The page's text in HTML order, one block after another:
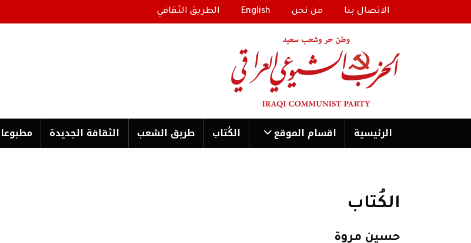
الاتصال بنا من نحن English الطريق الثقافي
الرئیسية اقسام الموقع الكُتاب طریق الشعب الثقافة الجدیدة
الكُتاب
حسين مروة